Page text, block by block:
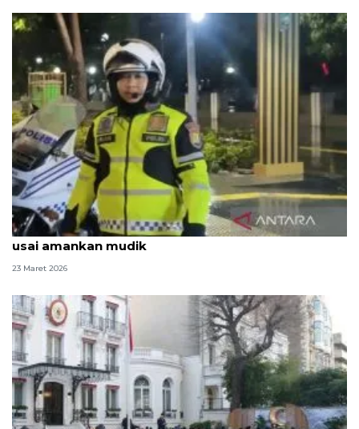
Kapolri naikkan pangkat Brigadir Fajar yang gugur
usai amankan mudik
23 Maret 2026